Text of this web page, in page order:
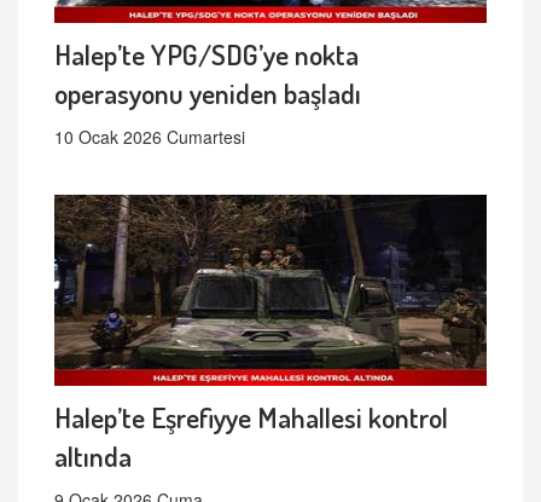
Halep’te YPG/SDG’ye nokta
operasyonu yeniden başladı
10 Ocak 2026 Cumartesi
Halep’te Eşrefiyye Mahallesi kontrol
altında